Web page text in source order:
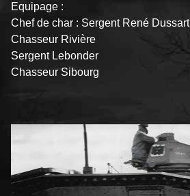
Equipage :
Chef de char : Sergent René Dussart
Chasseur Rivière
Sergent Lebonder
Chasseur Sibourg